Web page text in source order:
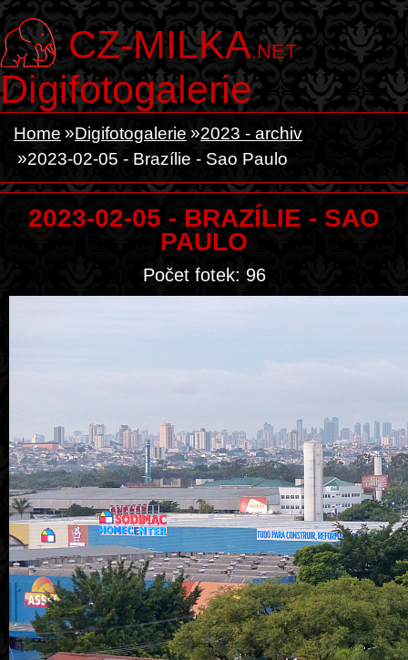
CZ-MILKA.NET
Digifotogalerie
Home Digifotogalerie
2023 - archiv
2023-02-05 - Brazílie - Sao Paulo
2023-02-05 - BRAZÍLIE - SAO
PAULO
Počet fotek: 96